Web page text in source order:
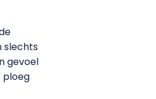
slechts
gevoel
ploeg